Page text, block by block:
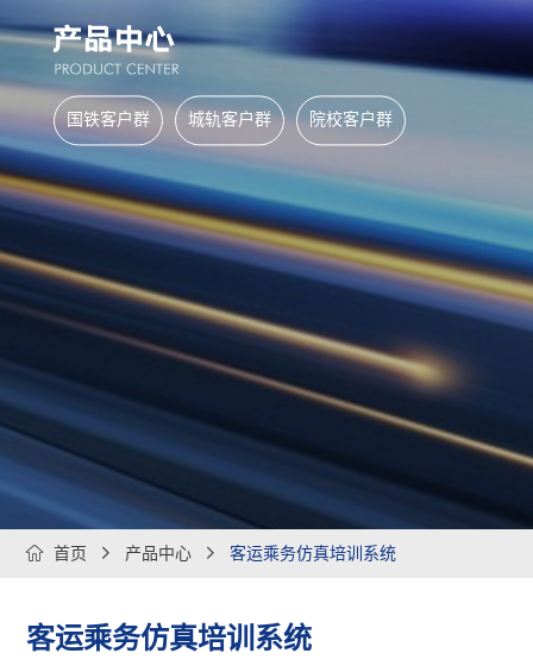
国铁客户群 城轨客户群 院校客户群
 首页  产品中心  客运乘务仿真培训系统
客运乘务仿真培训系统